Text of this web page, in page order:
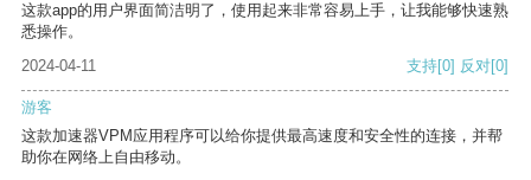
这款app的用户界面简洁明了，使用起来非常容易上手，让我能够快速熟
悉操作。
2024-04-11
支持[0] 反对[0]
游客
这款加速器VPM应用程序可以给你提供最高速度和安全性的连接，并帮
助你在网络上自由移动。